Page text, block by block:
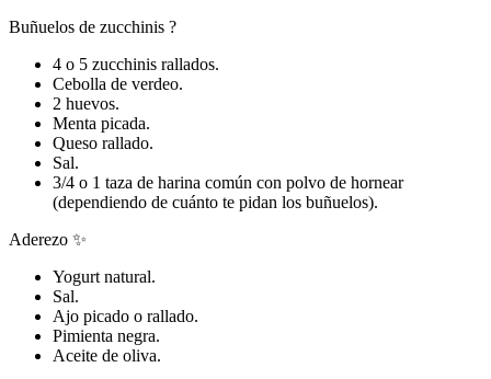
Buñuelos de zucchinis ?
4 o 5 zucchinis rallados.
Cebolla de verdeo.
2 huevos.
Menta picada.
Queso rallado.
Sal.
3/4 o 1 taza de harina común con polvo de hornear
(dependiendo de cuánto te pidan los buñuelos).
Aderezo ✨
Yogurt natural.
Sal.
Ajo picado o rallado.
Pimienta negra.
Aceite de oliva.